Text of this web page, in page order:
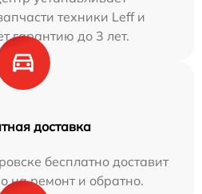
техники Leff и
гарантию до 3 лет.
доставка
бесплатно доставит
на ремонт и обратно.